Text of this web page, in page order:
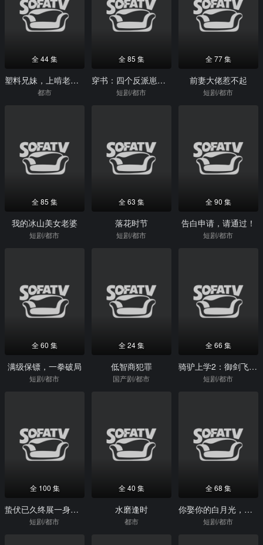
全 44 集
塑料兄妹，上啃老下啃小天天整活
都市
全 85 集
穿书：四个反派崽子扑在我怀里撒娇
短剧/都市
全 77 集
前妻大佬惹不起
短剧/都市
全 85 集
我的冰山美女老婆
短剧/都市
全 63 集
落花时节
短剧/都市
全 90 集
告白申请，请通过！
短剧/都市
全 60 集
满级保镖，一拳破局
短剧/都市
全 24 集
低智商犯罪
国产剧/都市
全 66 集
骑驴上学2：御剑飞行赶早八
短剧/都市
全 100 集
蛰伏已久终展一身锋芒
短剧/都市
全 40 集
水磨逢时
都市
全 68 集
你娶你的白月光，我嫁我的如意郎
短剧/都市